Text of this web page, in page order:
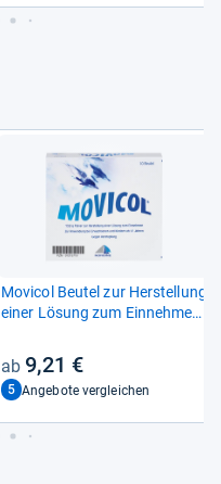
Movi­col Beu­tel zur Her­stel­lung
einer Lösung zum Ein­neh­men
9,21 €
5 Angebote vergleichen